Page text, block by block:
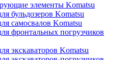
элементы Komatsu
бульдозеров Komatsu
самосвалов Komatsu
фронтальных погрузчиков
экскаваторов Komatsu